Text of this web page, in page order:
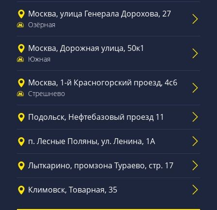
Москва, улица Генерала Дорохова, 27
Озёрная
Москва, Дорожная улица, 50к1
Южная
Москва, 1-й Красногорский проезд, 4с6
Стрешнево
Подольск, Нефтебазовый проезд 11
п. Лесные Поляны, ул. Ленина, 1А
Лыткарино, промзона Тураево, стр. 17
Климовск, Товарная, 35